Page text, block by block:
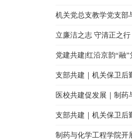
机关党总支教学党支部
立廉洁之志 守清正之
党建共建|红沿京韵“融
支部共建｜机关保卫后
医校共建促发展｜制
支部共建｜机关保卫后
制药与化学工程学院开